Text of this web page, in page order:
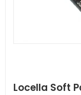
Locella Soft